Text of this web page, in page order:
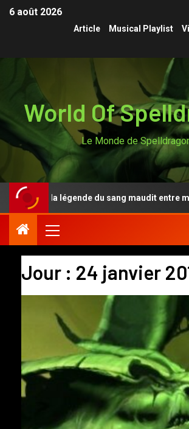
6 août 2026
Article Musical Playlist
World Of
Le Monde de
Anki, la légende du sang maudit entre
Jour : 24 janvier